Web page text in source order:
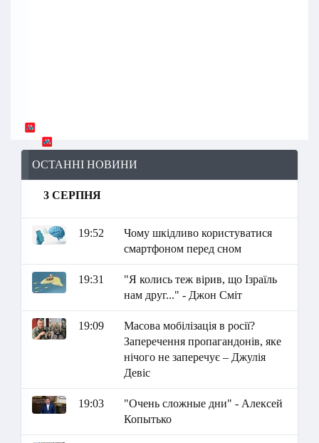
ОСТАННІ НОВИНИ
3 СЕРПНЯ
19:52
Чому шкідливо користуватися
смартфоном перед сном
19:31
"Я колись теж вірив, що Ізраїль
нам друг..." - Джон Сміт
19:09
Масова мобілізація в росії?
Заперечення пропагандонів, яке
нічого не заперечує – Джулія
Девіс
19:03
"Очень сложные дни" - Алексей
Копытько